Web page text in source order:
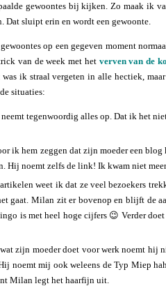
gewoontes bij kijken. Zo maak ik
Dat sluipt erin en wordt een gewoonte.
op een gegeven moment
van de week met het verven van de
ik straal vergeten in alle hectiek,
situaties:
tegenwoordig alles op. Dat ik het
ik hem zeggen dat zijn moeder een blog
Hij noemt zelfs de link! Ik kwam niet
weet ik dat ze veel bezoekers
gaat. Milan zit er bovenop en blijft de
is met heel hoge cijfers 😉 Verder
zijn moeder doet voor werk noemt hij
noemt mij ook weleens de Typ Miep
Milan legt het haarfijn uit.